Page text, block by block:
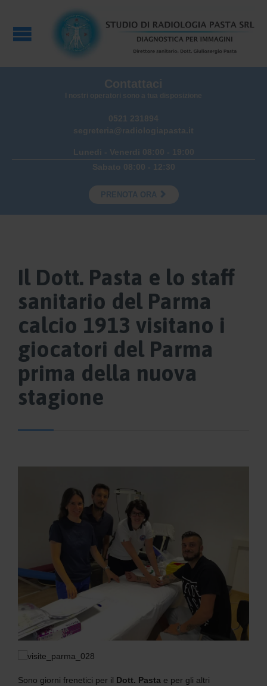
Contattaci
I nostri operatori sono a tua disposizione
0521 231894
segreteria@radiologiapasta.it
Lunedi - Venerdi 08:00 - 19:00
Sabato 08:00 - 12:30
PRENOTA ORA 
Il Dott. Pasta e lo staff
sanitario del Parma
calcio 1913 visitano i
giocatori del Parma
prima della nuova
stagione
Sono giorni frenetici per il Dott. Pasta e per gli altri